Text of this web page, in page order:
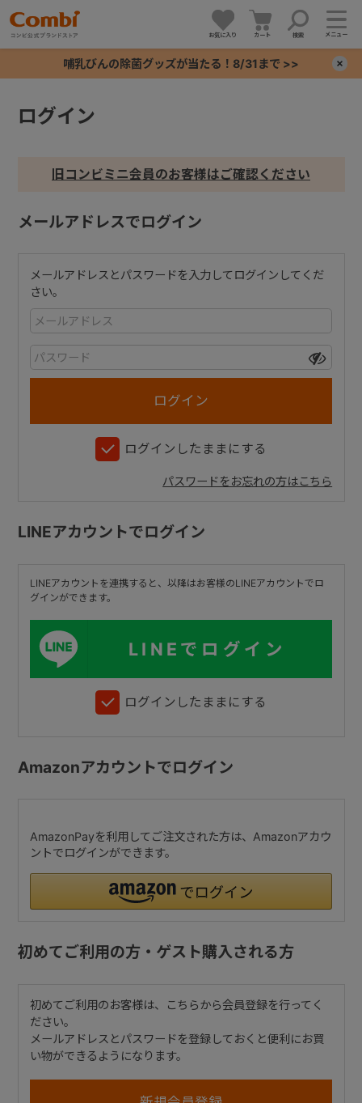
お気に入り カート 検索 メニュー
哺乳びんの除菌グッズが当たる！8/31まで >>
ログイン
旧コンビミニ会員のお客様はご確認ください
メールアドレスでログイン
メールアドレスとパスワードを入力してログインしてくだ
さい。
ログインしたままにする
パスワードをお忘れの方はこちら
LINEアカウントでログイン
LINEアカウントを連携すると、以降はお客様のLINEアカウントでロ
グインができます。
LINEでログイン
ログインしたままにする
Amazonアカウントでログイン
AmazonPayを利用してご注文された方は、Amazonアカウ
ントでログインができます。
初めてご利用の方・ゲスト購入される方
初めてご利用のお客様は、こちらから会員登録を行ってく
ださい。
メールアドレスとパスワードを登録しておくと便利にお買
い物ができるようになります。